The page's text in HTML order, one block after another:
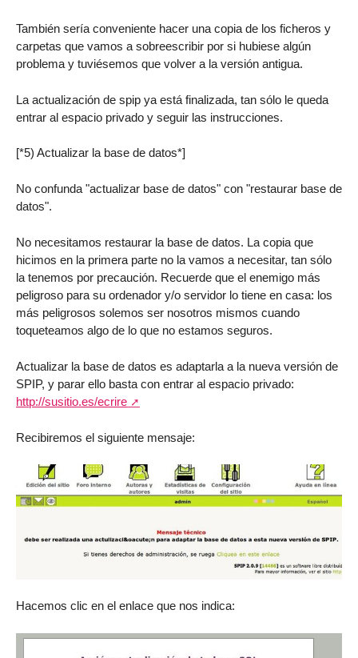
También sería conveniente hacer una copia de los ficheros y
carpetas que vamos a sobreescribir por si hubiese algún
problema y tuviésemos que volver a la versión antigua.
La actualización de spip ya está finalizada, tan sólo le queda
entrar al espacio privado y seguir las instrucciones.
[*5) Actualizar la base de datos*]
No confunda "actualizar base de datos" con "restaurar base de
datos".
No necesitamos restaurar la base de datos. La copia que
hicimos en la primera parte no la vamos a necesitar, tan sólo
la tenemos por precaución. Recuerde que el enemigo más
peligroso para su ordenador y/o servidor lo tiene en casa: los
más peligrosos solemos ser nosotros mismos cuando
toqueteamos algo de lo que no estamos seguros.
Actualizar la base de datos es adaptarla a la nueva versión de
SPIP, y parar ello basta con entrar al espacio privado:
http://susitio.es/ecrire
Recibiremos el siguiente mensaje:
Hacemos clic en el enlace que nos indica: